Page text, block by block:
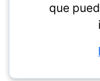
que